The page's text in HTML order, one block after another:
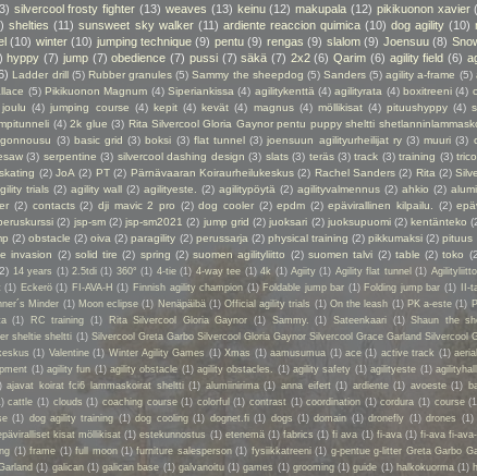
silvercool frosty fighter (13) weaves (13) keinu (12) makupala (12) pikikuonon xavier
shelties (11) sunsweet sky walker (11) ardiente reaccion quimica (10) dog agility (10)
(10) winter (10) jumping technique (9) pentu (9) rengas (9) slalom (9) Joensuu (8)
hyppy (7) jump (7) obedience (7) pussi (7) säkä (7) 2x2 (6) Qarim (6) agility field (6)
Ladder drill (5) Rubber granules (5) Sammy the sheepdog (5) Sanders (5) agility a-frame (5)
(5) Pikikuonon Magnum (4) Siperiankissa (4) agilitykenttä (4) agilityrata (4) boxitreeni (4)
joulu (4) jumping course (4) kepit (4) kevät (4) magnus (4) möllikisat (4) pituushyppy (4)
(4) 2k glue (3) Rita Silvercool Gloria Gaynor pentu puppy sheltti
(3) basic grid (3) boksi (3) flat tunnel (3) joensuun agilityurheilijat ry (3) muuri (3)
(3) serpentine (3) silvercool dashing design (3) slats (3) teräs (3) track (3) training (3)
(2) JoA (2) PT (2) Pärnävaaran Koiraurheilukeskus (2) Rachel Sanders (2) Rita (2)
trials (2) agility wall (2) agilityeste. (2) agilitypöytä (2) agilityvalmennus (2) ahkio (2)
(2) contacts (2) dji mavic 2 pro (2) dog cooler (2) epdm (2) epävirallinen kilpailu. (2)
(2) jsp-sm (2) jsp-sm2021 (2) jump grid (2) juoksari (2) juoksupuomi (2) kentänteko
(2) obstacle (2) oiva (2) paragility (2) perussarja (2) physical training (2) pikkumaksi (2) pituus
invasion (2) solid tire (2) spring (2) suomen agilityliitto (2) suomen talvi (2) table (2) toko
14 years (1) 2.5tdi (1) 360° (1) 4-tie (1) 4-way tee (1) 4k (1) Agiity (1) Agility flat tunnel (1) Agilityliitto
(1) Eckerö (1) FI-AVA-H (1) Finnish agility champion (1) Foldable jump bar (1) Folding jump bar (1) II-
Minder (1) Moon eclipse (1) Nenäpäibä (1) Official agility trials (1) On the leash (1) PK a-este (1)
(1) RC training (1) Rita Silvercool Gloria Gaynor (1) Sammy. (1) Sateenkaari (1) Shaun the
sheltie sheltti (1) Silvercool Greta Garbo Silvercool Gloria Gaynor Silvercool Grace Garland Silvercool
(1) Valentine (1) Winter Agility Games (1) Xmas (1) aamusumua (1) ace (1) active track (1)
(1) agility fun (1) agility obstacle (1) agility obstacles. (1) agility safety (1) agilityeste (1)
ajavat koirat fci6 lammaskoirat sheltti (1) alumiinirima (1) anna eifert (1) ardiente (1) avoeste (1)
cattle (1) clouds (1) coaching course (1) colorful (1) contrast (1) coordination (1) cordura (1) course
(1) dog agility training (1) dog cooling (1) dognet.fi (1) dogs (1) domain (1) dronefly (1) drones (1)
kisat möllikisat (1) estekunnostus (1) etenemä (1) fabrics (1) fi ava (1) fi-ava (1) fi-ava fi-
(1) frame (1) full moon (1) furniture salesperson (1) fysiikkatreeni (1) g-pentue g-litter Greta Garbo
(1) galican (1) galican base (1) galvanoitu (1) games (1) grooming (1) guide (1) halkokuorma (1)